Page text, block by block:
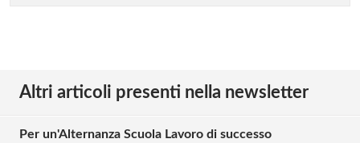
Altri articoli presenti nella newsletter
Per un'Alternanza Scuola Lavoro di successo